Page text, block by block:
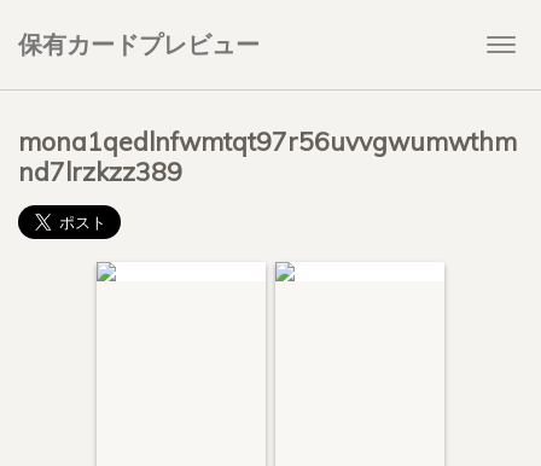
保有カードプレビュー
mona1qedlnfwmtqt97r56uvvgwumwthm
nd7lrzkzz389